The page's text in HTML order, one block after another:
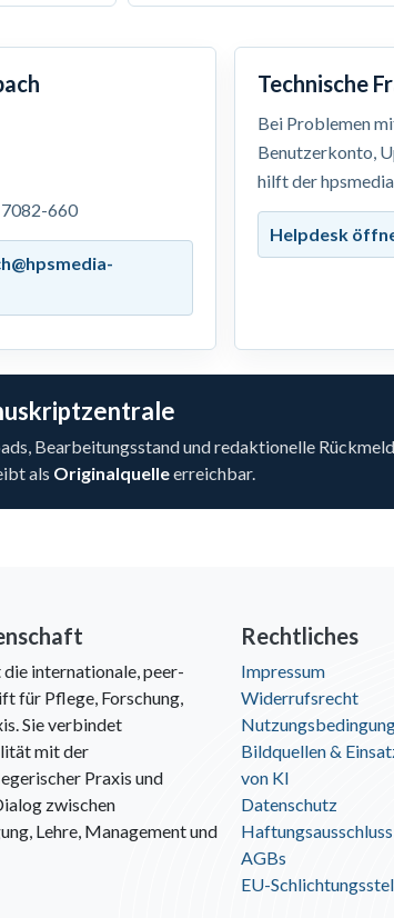
660
Technische
Bei Problemen
Benutzerkonto,
hilft der
Helpdesk
Bearbeitungsstand und redaktionelle
als Originalquelleerreichbar.
internationale, peer-
für Pflege, Forschung,
Sie verbindet
mit der
Praxis und
zwischen
Lehre, Management und
Rechtliches
Impressum
Widerrufsrecht
Bildquellen &
von KI
Datenschutz
Haftungsausschluss
AGBs
EU-